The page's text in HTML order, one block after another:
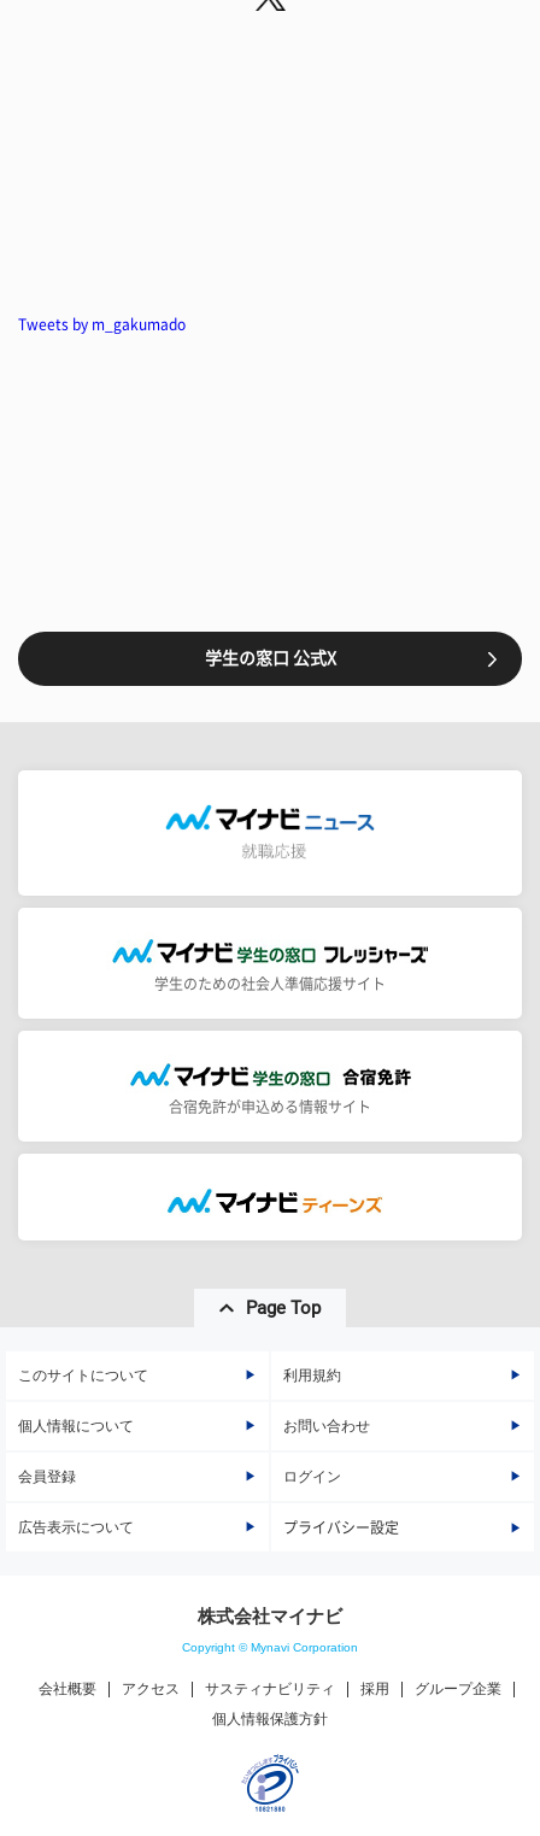
Tweets by m_gakumado
学生の窓口 公式X
学生のための社会人準備応援サイト
合宿免許が申込める情報サイト
Page Top
このサイトについて 利用規約
個人情報について お問い合わせ
会員登録 ログイン
広告表示について プライバシー設定
株式会社マイナビ
Copyright © Mynavi Corporation
会社概要 アクセス サスティナビリティ 採用
グループ企業
個人情報保護方針